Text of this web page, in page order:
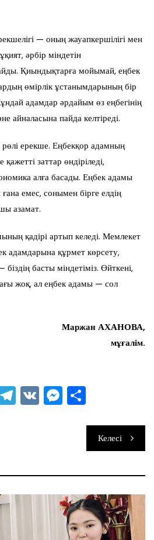
— оның жауапкершілігі мен
әрбір міндетін
Қиындықтарға мойымай, еңбек
өмірлік ұстанымдарының бір
адамдар әрдайым өз еңбегінің
айналасына пайда келтіреді.
ерекше. Еңбекқор адамның
заттар өндіріледі,
алға басады. Еңбек адамы
емес, сонымен бірге елдің
азамат.
қадірі артып келеді. Мемлекет
адамдарына құрмет көрсету,
басты міндетіміз. Өйткені,
жоқ, ал еңбек адамы — сол
Маржан АХАНОВА,
мұғалім.
T
a
m
V M
n
g
er
ра
ви
ть
Келесі